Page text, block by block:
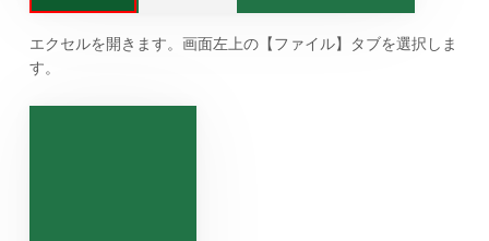
エクセルを開きます。画面左上の【ファイル】タブを選択しま
す。